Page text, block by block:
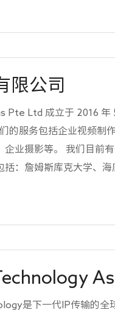
限公司
Pte Ltd 成立于 2016 年
的服务包括企业视频制
企业摄影等。 我们目前
括：詹姆斯库克大学、
是下一代IP传输的全